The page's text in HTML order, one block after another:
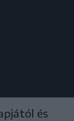
és